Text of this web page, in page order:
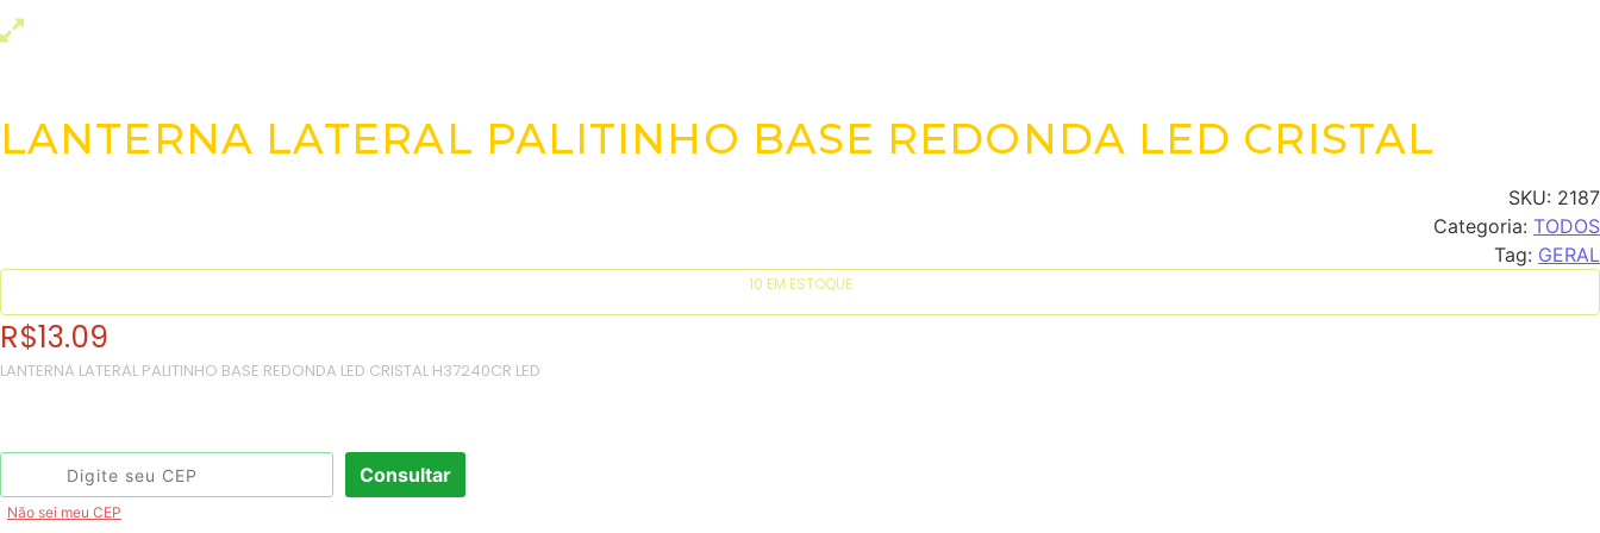
LANTERNA LATERAL PALITINHO BASE REDONDA LED CRISTAL
SKU: 2187
Categoria: TODOS
Tag: GERAL
10 EM ESTOQUE
R$13.09
LANTERNA LATERAL PALITINHO BASE REDONDA LED CRISTAL H37240CR LED
Consultar
Não sei meu CEP